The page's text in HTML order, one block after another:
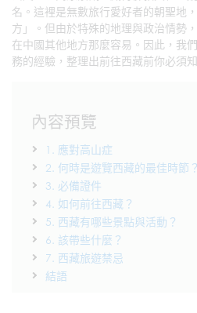
名。這裡是無數旅行愛好者的朝聖地
方」。但由於特殊的地理與政治情勢
在中國其他地方那麼容易。因此，我
務的經驗，整理出前往西藏前你必須
內容預覽
1. 應對高山症
2. 何時是遊覽西藏的最佳時節？
3. 必備證件
4. 如何前往西藏？
5. 西藏有哪些景點與活動？
6. 該帶些什麼？
7. 西藏旅遊禁忌
結語